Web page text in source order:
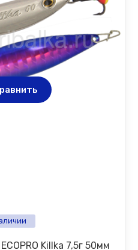
Killka 7,5г 50мм